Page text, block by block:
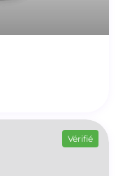
Vérifié